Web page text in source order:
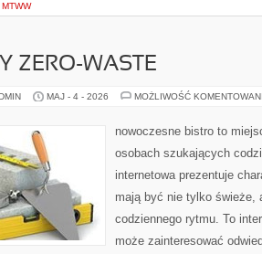
MTWW
ZERO-WASTE
MAJ - 4 - 2026 MOŻLIWOŚĆ
nowoczesne bistro to
osobach szukających
internetowa prezentuje
mają być nie tylko świeże,
codziennego rytmu. To
może zainteresować